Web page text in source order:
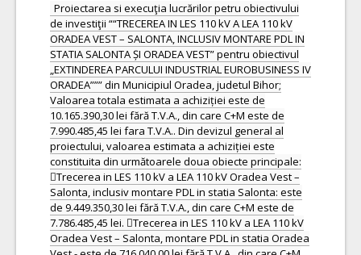
Proiectarea si execuţia lucrărilor petru obiectivului
de investiţii ““TRECEREA IN LES 110 kV A LEA 110 kV
ORADEA VEST – SALONTA, INCLUSIV MONTARE PDL IN
STATIA SALONTA ȘI ORADEA VEST” pentru obiectivul
„EXTINDEREA PARCULUI INDUSTRIAL EUROBUSINESS IV
ORADEA””” din Municipiul Oradea, judetul Bihor;
Valoarea totala estimata a achiziției este de
10.165.390,30 lei fără T.V.A., din care C+M este de
7.990.485,45 lei fara T.V.A.. Din devizul general al
proiectului, valoarea estimata a achiziției este
constituita din următoarele doua obiecte principale:
Trecerea in LES 110 kV a LEA 110 kV Oradea Vest –
Salonta, inclusiv montare PDL in statia Salonta: este
de 9.449.350,30 lei fără T.V.A., din care C+M este de
7.786.485,45 lei. Trecerea in LES 110 kV a LEA 110 kV
Oradea Vest – Salonta, montare PDL in statia Oradea